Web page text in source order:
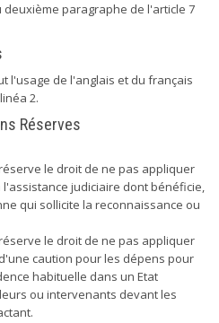
paragraphe de l'article 7
l'usage de l'anglais et du français
2.
Réserves
le droit de ne pas appliquer
judiciaire dont bénéficie,
qui sollicite la reconnaissance ou
le droit de ne pas appliquer
caution pour les dépens pour
habituelle dans un Etat
ou intervenants devant les